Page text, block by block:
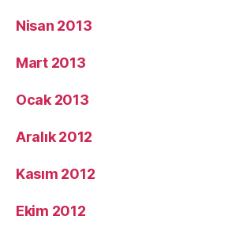
Nisan 2013
Mart 2013
Ocak 2013
Aralık 2012
Kasım 2012
Ekim 2012